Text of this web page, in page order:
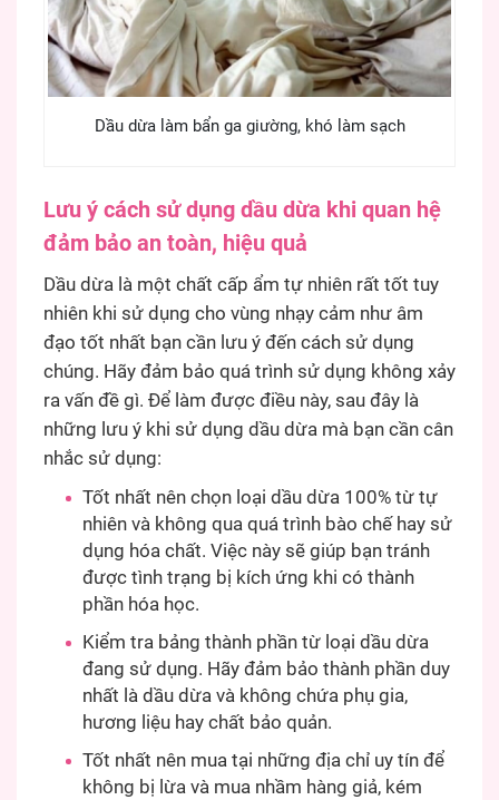
Dầu dừa làm bẩn ga giường, khó làm sạch
Lưu ý cách sử dụng dầu dừa khi quan hệ
đảm bảo an toàn, hiệu quả
Dầu dừa là một chất cấp ẩm tự nhiên rất tốt tuy
nhiên khi sử dụng cho vùng nhạy cảm như âm
đạo tốt nhất bạn cần lưu ý đến cách sử dụng
chúng. Hãy đảm bảo quá trình sử dụng không xảy
ra vấn đề gì. Để làm được điều này, sau đây là
những lưu ý khi sử dụng dầu dừa mà bạn cần cân
nhắc sử dụng:
Tốt nhất nên chọn loại dầu dừa 100% từ tự
nhiên và không qua quá trình bào chế hay sử
dụng hóa chất. Việc này sẽ giúp bạn tránh
được tình trạng bị kích ứng khi có thành
phần hóa học.
Kiểm tra bảng thành phần từ loại dầu dừa
đang sử dụng. Hãy đảm bảo thành phần duy
nhất là dầu dừa và không chứa phụ gia,
hương liệu hay chất bảo quản.
Tốt nhất nên mua tại những địa chỉ uy tín để
không bị lừa và mua nhầm hàng giả, kém